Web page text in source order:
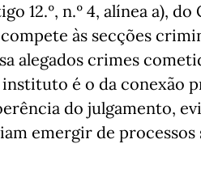
12.º, n.º 4, alínea a), do
às secções
alegados crimes
é o da conexão
do julgamento,
emergir de processos